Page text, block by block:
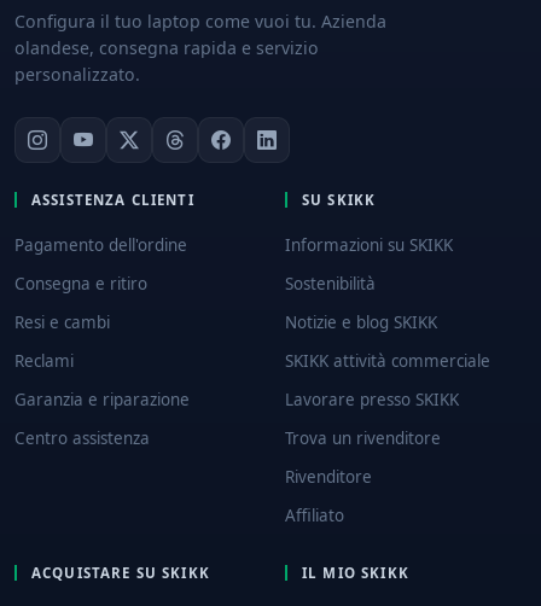
Configura il tuo laptop come vuoi tu. Azienda
olandese, consegna rapida e servizio
personalizzato.
ASSISTENZA CLIENTI
Pagamento dell'ordine
Consegna e ritiro
Resi e cambi
Reclami
Garanzia e riparazione
Centro assistenza
SU SKIKK
Informazioni su SKIKK
Sostenibilità
Notizie e blog SKIKK
SKIKK attività commerciale
Lavorare presso SKIKK
Trova un rivenditore
Rivenditore
Affiliato
ACQUISTARE SU SKIKK IL MIO SKIKK